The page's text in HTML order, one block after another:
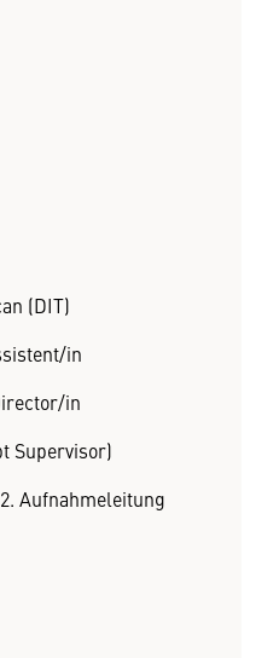
(DIT)
in
in
Supervisor)
Aufnahmeleitung